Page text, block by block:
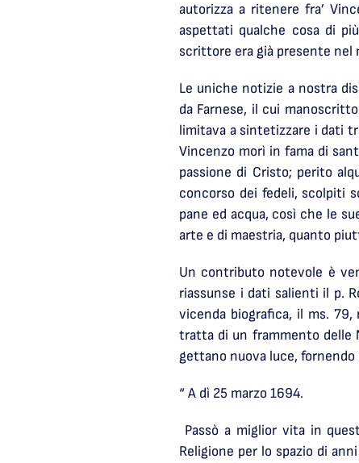
autorizza a ritenere fra’
aspettati qualche cosa di
scrittore era già presente nel
Le uniche notizie a nostra
da Farnese, il cui
limitava a sintetizzare i dati
Vincenzo morì in fama di
passione di Cristo; perito
concorso dei fedeli, scolpiti
pane ed acqua, così che le
arte e di maestria, quanto
Un contributo notevole è
riassunse i dati salienti il p.
vicenda biografica, il ms.
tratta di un frammento delle
gettano nuova luce,
“ A dì 25 marzo 1694.
Passò a miglior vita in
Religione per lo spazio di